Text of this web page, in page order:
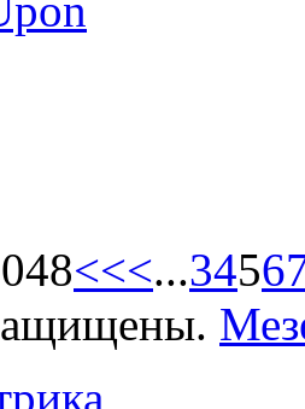
<<<...3456